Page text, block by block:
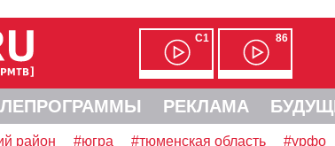
С1 86
РЕКЛАМА
район #югра #тюменская область #урфо